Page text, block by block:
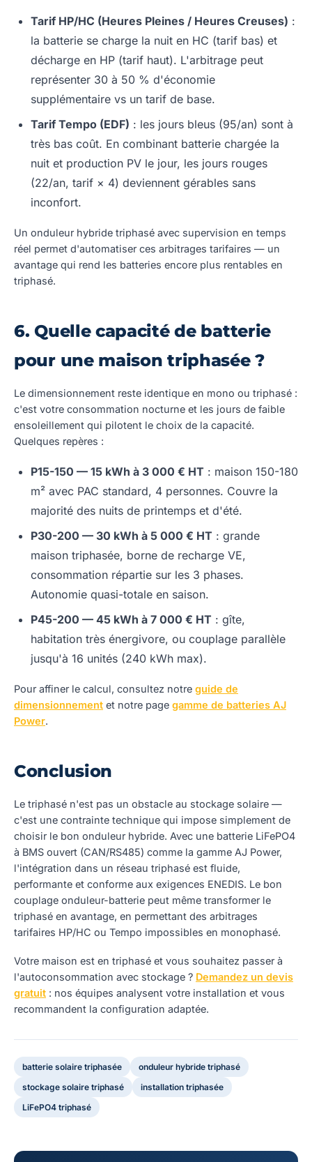
Tarif HP/HC (Heures Pleines / Heures Creuses) :
la batterie se charge la nuit en HC (tarif bas) et
décharge en HP (tarif haut). L'arbitrage peut
représenter 30 à 50 % d'économie
supplémentaire vs un tarif de base.
Tarif Tempo (EDF) : les jours bleus (95/an) sont à
très bas coût. En combinant batterie chargée la
nuit et production PV le jour, les jours rouges
(22/an, tarif × 4) deviennent gérables sans
inconfort.
Un onduleur hybride triphasé avec supervision en temps
réel permet d'automatiser ces arbitrages tarifaires — un
avantage qui rend les batteries encore plus rentables en
triphasé.
6. Quelle capacité de batterie
pour une maison triphasée ?
Le dimensionnement reste identique en mono ou triphasé :
c'est votre consommation nocturne et les jours de faible
ensoleillement qui pilotent le choix de la capacité.
Quelques repères :
P15-150 — 15 kWh à 3 000 € HT : maison 150-180
m² avec PAC standard, 4 personnes. Couvre la
majorité des nuits de printemps et d'été.
P30-200 — 30 kWh à 5 000 € HT : grande
maison triphasée, borne de recharge VE,
consommation répartie sur les 3 phases.
Autonomie quasi-totale en saison.
P45-200 — 45 kWh à 7 000 € HT : gîte,
habitation très énergivore, ou couplage parallèle
jusqu'à 16 unités (240 kWh max).
Pour affiner le calcul, consultez notre guide de
dimensionnement et notre page gamme de batteries AJ
Power.
Conclusion
Le triphasé n'est pas un obstacle au stockage solaire —
c'est une contrainte technique qui impose simplement de
choisir le bon onduleur hybride. Avec une batterie LiFePO4
à BMS ouvert (CAN/RS485) comme la gamme AJ Power,
l'intégration dans un réseau triphasé est fluide,
performante et conforme aux exigences ENEDIS. Le bon
couplage onduleur-batterie peut même transformer le
triphasé en avantage, en permettant des arbitrages
tarifaires HP/HC ou Tempo impossibles en monophasé.
Votre maison est en triphasé et vous souhaitez passer à
l'autoconsommation avec stockage ? Demandez un devis
gratuit : nos équipes analysent votre installation et vous
recommandent la configuration adaptée.
batterie solaire triphasée
onduleur hybride triphasé
stockage solaire triphasé
installation triphasée
LiFePO4 triphasé